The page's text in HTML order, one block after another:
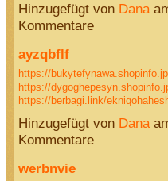
Hinzugefügt von Dana
Kommentare
ayzqbflf
https://
https://
https://berbagi.link/
Hinzugefügt von Dana
Kommentare
werbnvie